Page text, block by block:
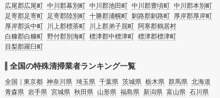
広尾郡広尾町 中川郡幕別町 中川郡池田町 中川郡豊頃町 中川郡本別町
足寄郡足寄町 足寄郡陸別町 十勝郡浦幌町 釧路郡釧路町 厚岸郡厚岸町
厚岸郡浜中町
川上郡標茶町 川上郡弟子屈町 阿寒郡鶴居村
白糠郡白糠町 野付郡別海町 標津郡中標津町 標津郡標津町
目梨郡羅臼町
全国の特殊清掃業者ランキング一覧
全国 東京都 神奈川県 埼玉県 千葉県 茨城県 栃木県 群馬県 北海道
青森県 岩手県 宮城県 秋田県 山形県 福島県 新潟県 富山県 石川県